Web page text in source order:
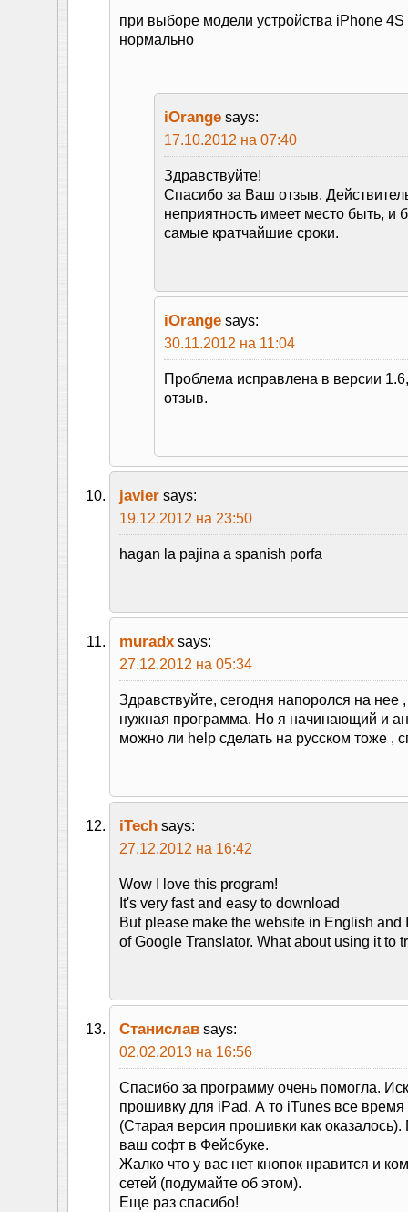
при выборе модели устройства iPhone
нормально
iOrange says:
17.10.2012 на 07:40
Здравствуйте!
Спасибо за Ваш отзыв.
неприятность имеет место быть, и
самые кратчайшие сроки.
iOrange says:
30.11.2012 на 11:04
Проблема исправлена в версии
отзыв.
javier says:
19.12.2012 на 23:50
hagan la pajina a spanish porfa
muradx says:
27.12.2012 на 05:34
Здравствуйте, сегодня напоролся на нее
нужная программа. Но я начинающий и
можно ли help сделать на русском тоже ,
iTech says:
27.12.2012 на 16:42
Wow I love this program!
It's very fast and easy to download
But please make the website in English and
of Google Translator. What about using it to
Станислав says:
02.02.2013 на 16:56
Спасибо за программу очень помогла.
прошивку для iPad. А то iTunes все
(Старая версия прошивки как
ваш софт в Фейсбуке.
Жалко что у вас нет кнопок нравится и
сетей (подумайте об этом).
Еще раз спасибо!